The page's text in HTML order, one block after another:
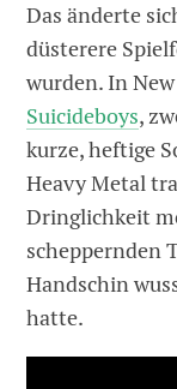
Das änderte
düsterere
wurden. In
Suicideboys,
kurze, heftige
Heavy Metal
Dringlichkeit
scheppernden
Handschin
hatte.